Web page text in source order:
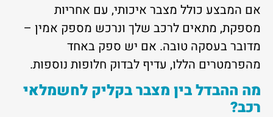
אם המבצע כולל מצבר איכותי, עם אחריות
מספקת, מתאים לרכב שלך ונרכש מספק אמין –
מדובר בעסקה טובה. אם יש ספק באחד
מהפרמטרים הללו, עדיף לבדוק חלופות נוספות.
מה ההבדל בין מצבר בקליק לחשמלאי
רכב?